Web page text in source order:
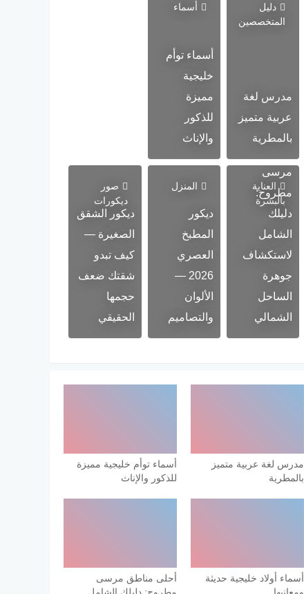
دليل
المتخصصين
مدرس لغة
عربية متميز
بالمطرية
أسماء
أسماء توأم
خليجية
مميزة
للذكور
والإناث
العناية
بالبشرة
مرسى
مطروح:
دليلك
الشامل
لاستكشاف
جوهرة
الساحل
الشمالي
المنزل
ديكور
المطبخ
العصري
2026 —
الألوان
والتصاميم
صور
ديكورات
ديكور الشقق
الصغيرة —
كيف تبدو
شقتك ضعف
حجمها
الحقيقي
مدرس لغة عربية متميز
بالمطرية
أسماء توأم خليجية مميزة
للذكور والإناث
أسماء أولاد خليجية حديثة
أحلى مناطق مرسى